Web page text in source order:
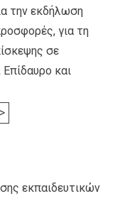
την εκδήλωση
για τη
σε
και
εκπαιδευτικών